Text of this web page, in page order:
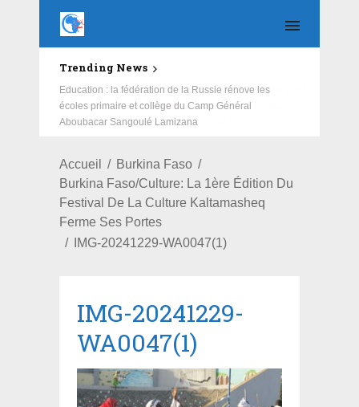
Trending News
Education : la fédération de la Russie rénove les
écoles primaire et collège du Camp Général
Aboubacar Sangoulé Lamizana
Accueil
Burkina Faso
Burkina Faso/Culture: La 1ère Édition Du
Festival De La Culture Kaltamasheq
Ferme Ses Portes
IMG-20241229-WA0047(1)
IMG-20241229-
WA0047(1)